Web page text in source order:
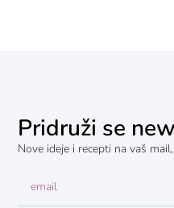
Pridruži se
Nove ideje i recepti na vaš